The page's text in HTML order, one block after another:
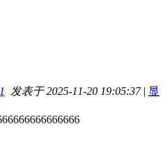
发表于 2025-11-20 19:05:37 | 显